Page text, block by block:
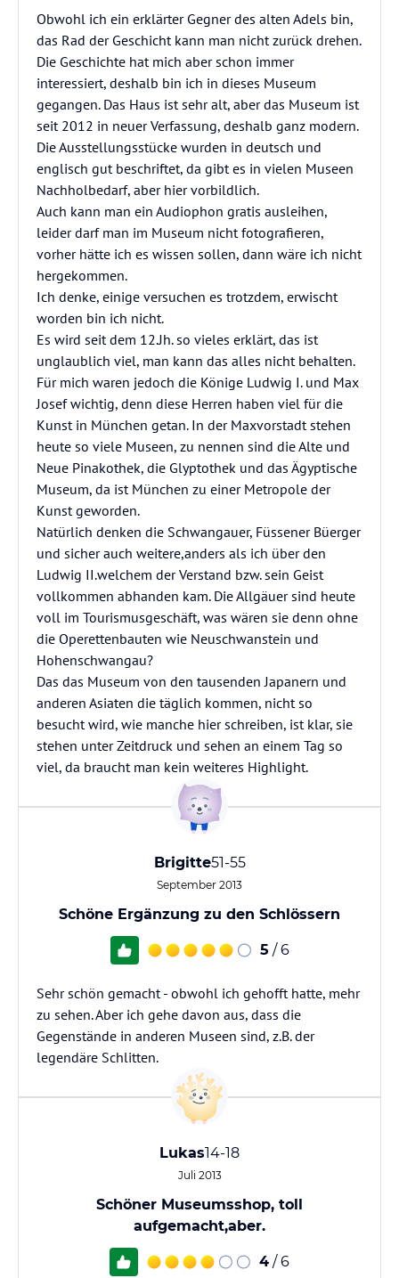
Obwohl ich ein erklärter Gegner des alten Adels bin,
das Rad der Geschicht kann man nicht zurück drehen.
Die Geschichte hat mich aber schon immer
interessiert, deshalb bin ich in dieses Museum
gegangen. Das Haus ist sehr alt, aber das Museum ist
seit 2012 in neuer Verfassung, deshalb ganz modern.
Die Ausstellungsstücke wurden in deutsch und
englisch gut beschriftet, da gibt es in vielen Museen
Nachholbedarf, aber hier vorbildlich.
Auch kann man ein Audiophon gratis ausleihen,
leider darf man im Museum nicht fotografieren,
vorher hätte ich es wissen sollen, dann wäre ich nicht
hergekommen.
Ich denke, einige versuchen es trotzdem, erwischt
worden bin ich nicht.
Es wird seit dem 12.Jh. so vieles erklärt, das ist
unglaublich viel, man kann das alles nicht behalten.
Für mich waren jedoch die Könige Ludwig I. und Max
Josef wichtig, denn diese Herren haben viel für die
Kunst in München getan. In der Maxvorstadt stehen
heute so viele Museen, zu nennen sind die Alte und
Neue Pinakothek, die Glyptothek und das Ägyptische
Museum, da ist München zu einer Metropole der
Kunst geworden.
Natürlich denken die Schwangauer, Füssener Büerger
und sicher auch weitere,anders als ich über den
Ludwig II.welchem der Verstand bzw. sein Geist
vollkommen abhanden kam. Die Allgäuer sind heute
voll im Tourismusgeschäft, was wären sie denn ohne
die Operettenbauten wie Neuschwanstein und
Hohenschwangau?
Das das Museum von den tausenden Japanern und
anderen Asiaten die täglich kommen, nicht so
besucht wird, wie manche hier schreiben, ist klar, sie
stehen unter Zeitdruck und sehen an einem Tag so
viel, da braucht man kein weiteres Highlight.
Brigitte51-55
September 2013
Schöne Ergänzung zu den Schlössern
5 / 6
Sehr schön gemacht - obwohl ich gehofft hatte, mehr
zu sehen. Aber ich gehe davon aus, dass die
Gegenstände in anderen Museen sind, z.B. der
legendäre Schlitten.
Lukas14-18
Juli 2013
Schöner Museumsshop, toll
aufgemacht,aber.
4 / 6